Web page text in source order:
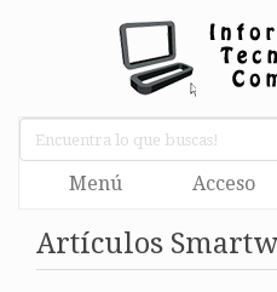
Menú Acceso
Artículos